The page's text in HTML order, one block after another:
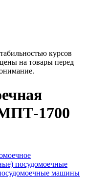
курсов
на товары перед
1700
посудомоечные
машины